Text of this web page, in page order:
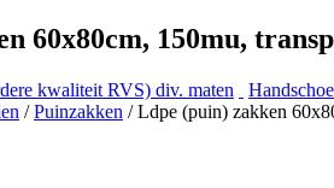
60x80cm, 150mu,
kwaliteit RVS) div. maten
/Puinzakken / Ldpe (puin) zakken